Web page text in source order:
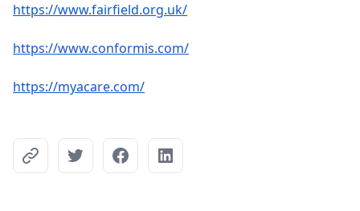
https://www.fairfield.org.uk/
https://www.conformis.com/
https://myacare.com/